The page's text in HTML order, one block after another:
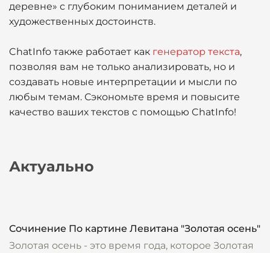
деревне» с глубоким пониманием деталей и
художественных достоинств.
ChatInfo также работает как генератор текста,
позволяя вам не только анализировать, но и
создавать новые интерпретации и мысли по
любым темам. Сэкономьте время и повысите
качество ваших текстов с помощью ChatInfo!
Актуально
Сочинение По картине Левитана "Золотая осень"
Золотая осень - это время года, которое Золотая